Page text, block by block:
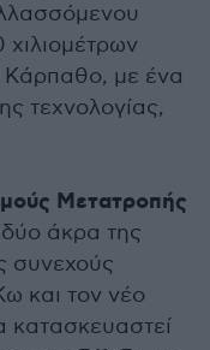
Κάρπαθο, με ένα
τεχνολογίας,
Μετατροπής
άκρα της
συνεχούς
και τον νέο
κατασκευαστεί